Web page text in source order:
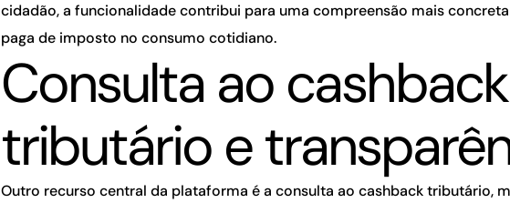
cidadão, a funcionalidade contribui para uma compreensão mais
paga de imposto no consumo cotidiano.
Consulta ao cashback
tributário e
Outro recurso central da plataforma é a consulta ao cashback tributário,